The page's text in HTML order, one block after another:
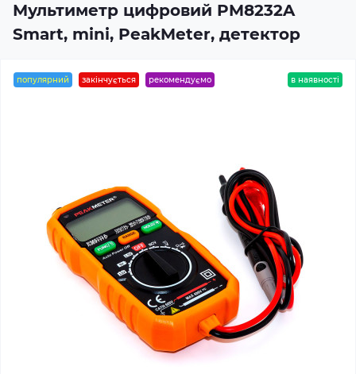
Мультиметр цифровий PM8232A
Smart, mini, PeakMeter, детектор
популярний закінчується рекомендуємо в наявності